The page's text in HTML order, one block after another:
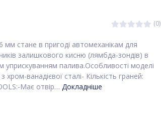
(0)
мм стане в пригоді автомеханікам для
залишкового кисню (лямбда-зондів) в
уприскуванням палива.Особливості моделі
ванадієвої сталі- Кількість граней:
Має отвір… Докладніше